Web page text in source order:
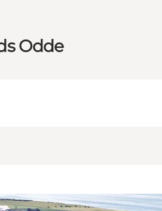
Odde